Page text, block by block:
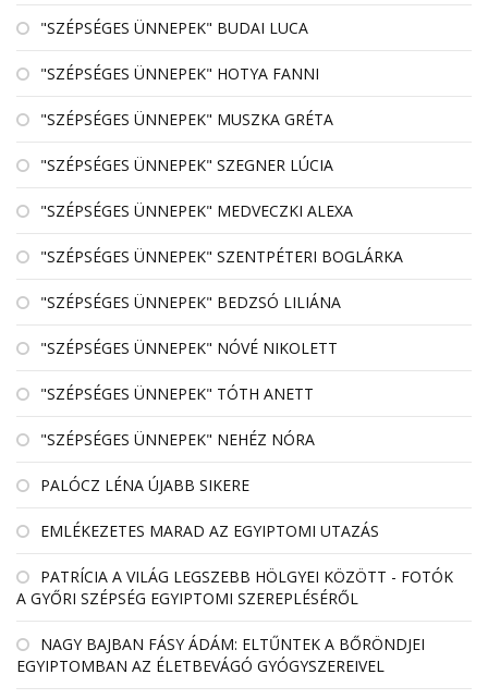
"SZÉPSÉGES ÜNNEPEK" BUDAI LUCA
"SZÉPSÉGES ÜNNEPEK" HOTYA FANNI
"SZÉPSÉGES ÜNNEPEK" MUSZKA GRÉTA
"SZÉPSÉGES ÜNNEPEK" SZEGNER LÚCIA
"SZÉPSÉGES ÜNNEPEK" MEDVECZKI ALEXA
"SZÉPSÉGES ÜNNEPEK" SZENTPÉTERI BOGLÁRKA
"SZÉPSÉGES ÜNNEPEK" BEDZSÓ LILIÁNA
"SZÉPSÉGES ÜNNEPEK" NÓVÉ NIKOLETT
"SZÉPSÉGES ÜNNEPEK" TÓTH ANETT
"SZÉPSÉGES ÜNNEPEK" NEHÉZ NÓRA
PALÓCZ LÉNA ÚJABB SIKERE
EMLÉKEZETES MARAD AZ EGYIPTOMI UTAZÁS
PATRÍCIA A VILÁG LEGSZEBB HÖLGYEI KÖZÖTT - FOTÓK
A GYŐRI SZÉPSÉG EGYIPTOMI SZEREPLÉSÉRŐL
NAGY BAJBAN FÁSY ÁDÁM: ELTŰNTEK A BŐRÖNDJEI
EGYIPTOMBAN AZ ÉLETBEVÁGÓ GYÓGYSZEREIVEL